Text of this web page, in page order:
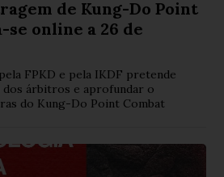
de Kung-Do Point
online a 26 de
FPKD e pela IKDF pretende
dos árbitros e aprofundar o
do Kung-Do Point Combat